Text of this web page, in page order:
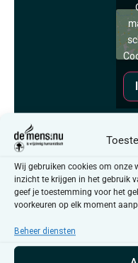
Wij gebruiken cookies om onze
inzicht te krijgen in het gebruik
geef je toestemming voor het
voorkeuren op elk moment
Beheer diensten
Wegwijs in
wilsverklaringen
In het huisvandeMens
Brussel kan je terecht
vragen over het waardig
levenseinde en praktische